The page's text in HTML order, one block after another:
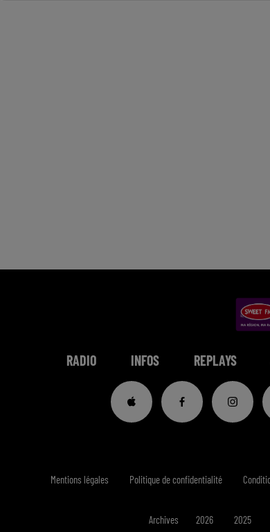
RADIO INFOS REPLAYS
Mentions légales Politique de confidentialité
Archives 2026 2025